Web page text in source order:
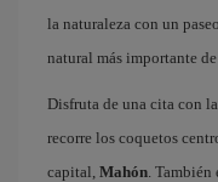
la naturaleza con un
natural más importante
Disfruta de una cita con
recorre los coquetos
capital, Mahón. También